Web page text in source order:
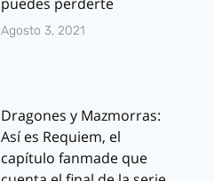
Agosto 3, 2021
Dragones y Mazmorras:
Así es Requiem, el
capítulo fanmade que